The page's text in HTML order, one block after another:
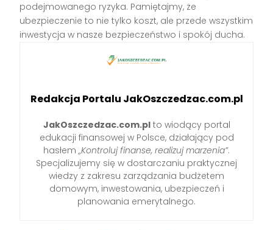
podejmowanego ryzyka. Pamiętajmy, że
ubezpieczenie to nie tylko koszt, ale przede wszystkim
inwestycja w nasze bezpieczeństwo i spokój ducha.
Redakcja Portalu JakOszczedzac.com.pl
JakOszczedzac.com.plto wiodący portal
edukacji finansowej w Polsce, działający pod
hasłem „Kontroluj finanse, realizuj marzenia”.
Specjalizujemy się w dostarczaniu praktycznej
wiedzy z zakresu zarządzania budżetem
domowym, inwestowania, ubezpieczeń i
planowania emerytalnego.